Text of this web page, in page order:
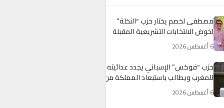
مصطفى لخصم يختار حزب “النخلة”
لخوض الانتخابات التشريعية المقبلة
6 أغسطس 2026
حزب “فوكس” الإسباني يجدد عدائيته
للمغرب ويطالب باستبعاد المملكة من
مونديال 2030
6 أغسطس 2026